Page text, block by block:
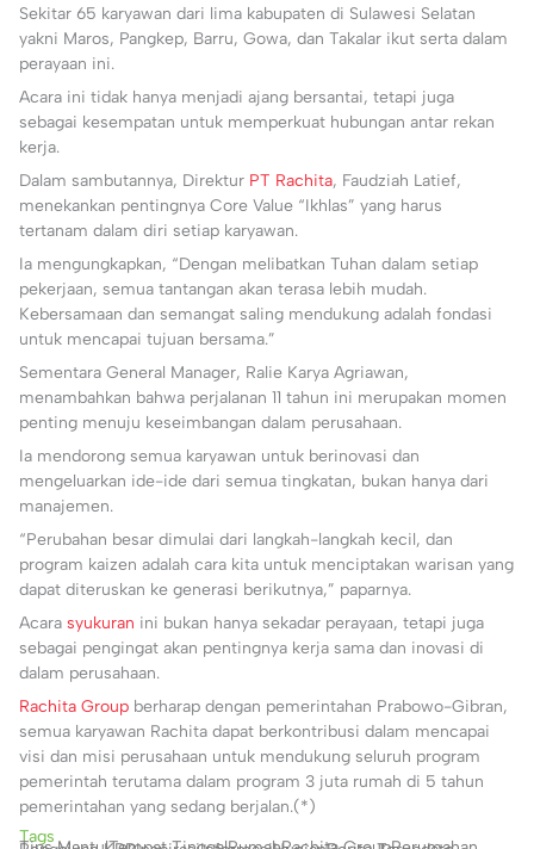
Sekitar 65 karyawan dari lima kabupaten di Sulawesi Selatan
yakni Maros, Pangkep, Barru, Gowa, dan Takalar ikut serta dalam
perayaan ini.
Acara ini tidak hanya menjadi ajang bersantai, tetapi juga
sebagai kesempatan untuk memperkuat hubungan antar rekan
kerja.
Dalam sambutannya, Direktur PT Rachita, Faudziah Latief,
menekankan pentingnya Core Value “Ikhlas” yang harus
tertanam dalam diri setiap karyawan.
Ia mengungkapkan, “Dengan melibatkan Tuhan dalam setiap
pekerjaan, semua tantangan akan terasa lebih mudah.
Kebersamaan dan semangat saling mendukung adalah fondasi
untuk mencapai tujuan bersama.”
Sementara General Manager, Ralie Karya Agriawan,
menambahkan bahwa perjalanan 11 tahun ini merupakan momen
penting menuju keseimbangan dalam perusahaan.
Ia mendorong semua karyawan untuk berinovasi dan
mengeluarkan ide-ide dari semua tingkatan, bukan hanya dari
manajemen.
“Perubahan besar dimulai dari langkah-langkah kecil, dan
program kaizen adalah cara kita untuk menciptakan warisan yang
dapat diteruskan ke generasi berikutnya,” paparnya.
Acara syukuran ini bukan hanya sekadar perayaan, tetapi juga
sebagai pengingat akan pentingnya kerja sama dan inovasi di
dalam perusahaan.
Rachita Group berharap dengan pemerintahan Prabowo-Gibran,
semua karyawan Rachita dapat berkontribusi dalam mencapai
visi dan misi perusahaan untuk mendukung seluruh program
pemerintah terutama dalam program 3 juta rumah di 5 tahun
pemerintahan yang sedang berjalan.(*)
Tags